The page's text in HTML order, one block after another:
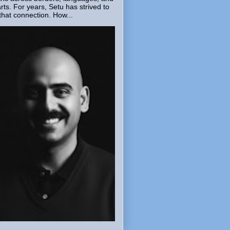
For years, Setu has strived to
connection. How...